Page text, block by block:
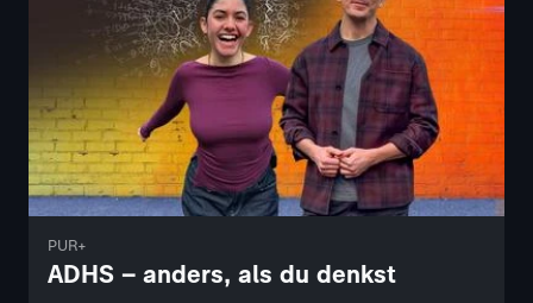
PUR+
ADHS – anders, als du denkst